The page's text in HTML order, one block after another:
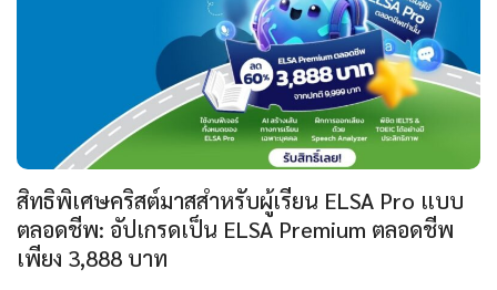
สิทธิพิเศษคริสต์มาสสำหรับผู้เรียน ELSA Pro แบบ
ตลอดชีพ: อัปเกรดเป็น ELSA Premium ตลอดชีพ
เพียง 3,888 บาท